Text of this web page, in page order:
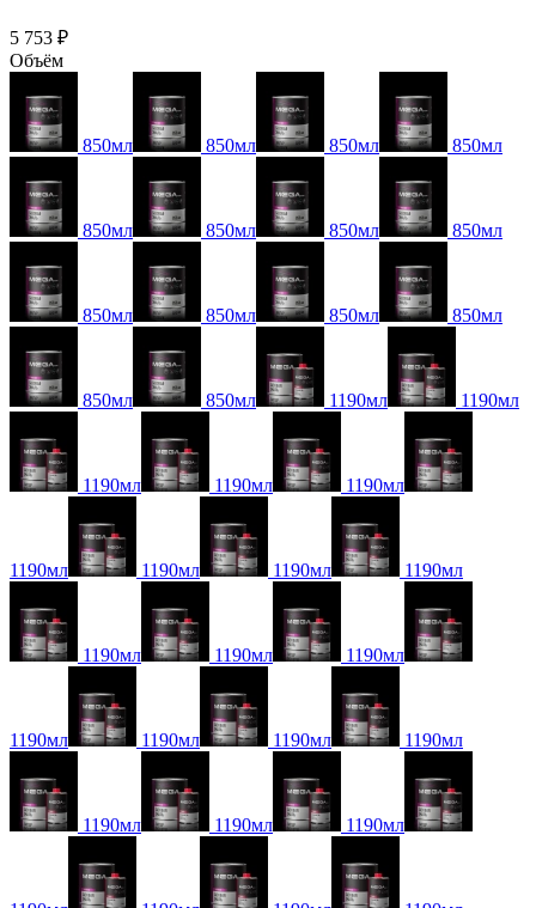
5 753 ₽
Объём
850мл 850мл 850мл 850мл
850мл 850мл 850мл 850мл
850мл 850мл 850мл 850мл
850мл 850мл 1190мл 1190мл
1190мл 1190мл 1190мл
1190мл 1190мл 1190мл 1190мл
1190мл 1190мл 1190мл
1190мл 1190мл 1190мл 1190мл
1190мл 1190мл 1190мл